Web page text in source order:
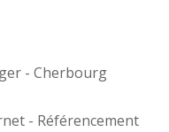
- Cherbourg
- Référencement